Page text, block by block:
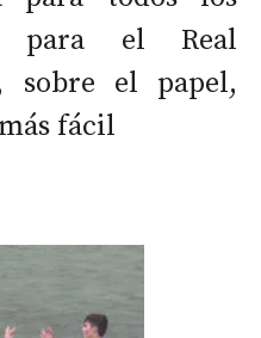
para el Real
sobre el papel,
fácil